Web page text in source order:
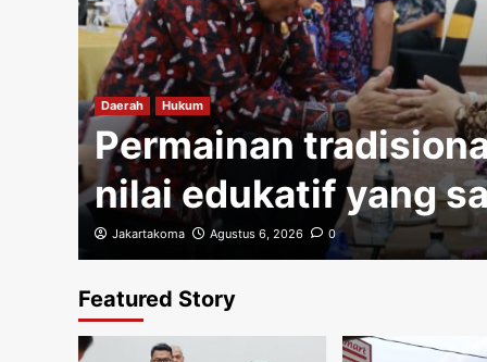
Daerah Hukum
Permainan
nilai edukatif yang
Jakartakoma Agustus 6, 2026 0
Featured Story